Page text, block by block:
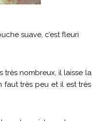
suave, c’est fleuri
très nombreux, il laisse la
faut très peu et il est très